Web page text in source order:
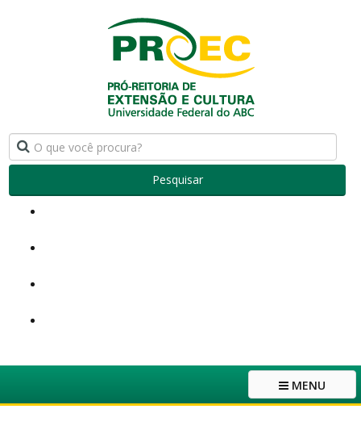
Pesquisar
MENU